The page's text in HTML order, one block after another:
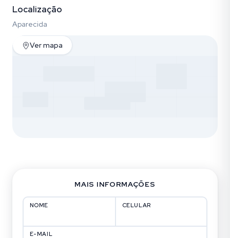
Localização
Aparecida
Ver mapa
MAIS INFORMAÇÕES
NOME CELULAR
E-MAIL